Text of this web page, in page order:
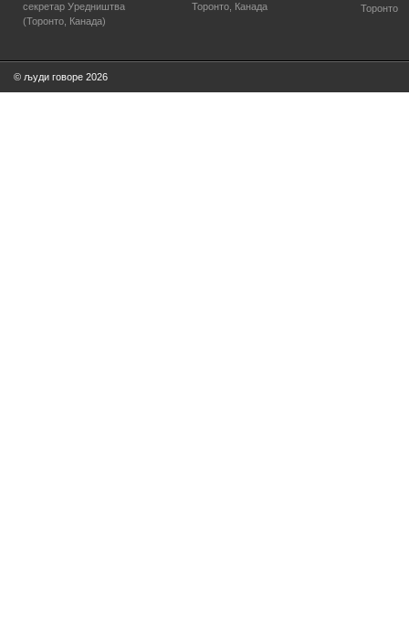
секретар Уредништва
(Торонто, Канада)
Торонто, Канада
Торонто
© људи говоре 2026